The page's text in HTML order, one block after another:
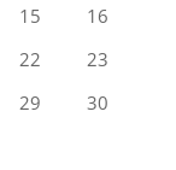
15
16
22
23
29
30